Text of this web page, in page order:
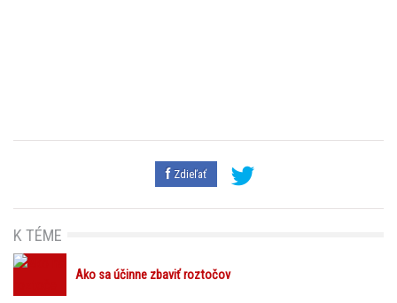
Zdieľať
K TÉME
Ako sa účinne zbaviť roztočov